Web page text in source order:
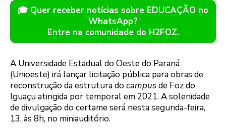
🎓 Quer receber notícias sobre EDUCAÇÃO no
WhatsApp?
Entre na comunidade do H2FOZ.
A Universidade Estadual do Oeste do Paraná
(Unioeste) irá lançar licitação pública para obras de
reconstrução da estrutura do campusde Foz do
Iguaçu atingida por temporal em 2021. A solenidade
de divulgação do certame será nesta segunda-feira,
13, às 8h, no miniauditório.